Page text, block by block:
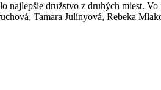
družstvo z druhých miest.
Tamara Julínyová, Rebeka